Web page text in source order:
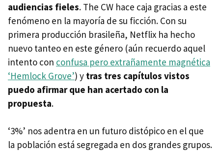
audiencias fieles. The CW hace caja gracias a este
fenómeno en la mayoría de su ficción. Con su
primera producción brasileña, Netflix ha hecho
nuevo tanteo en este género (aún recuerdo aquel
intento con confusa pero extrañamente magnética
‘Hemlock Grove’) y tras tres capítulos vistos
puedo afirmar que han acertado con la
propuesta.
‘3%’ nos adentra en un futuro distópico en el que
la población está segregada en dos grandes grupos.